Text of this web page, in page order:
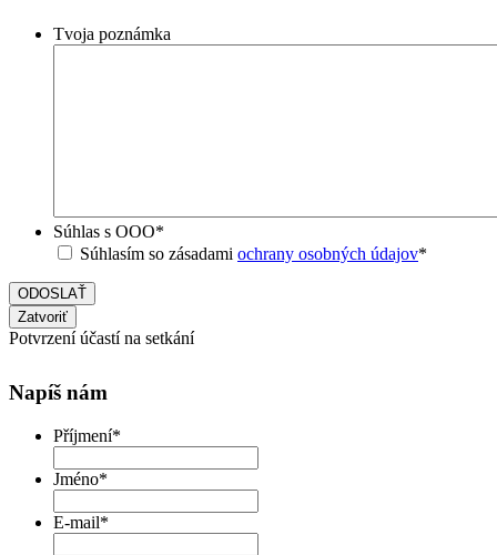
Tvoja poznámka
Súhlas s OOO*
Súhlasím so zásadami ochrany osobných údajov*
Zatvoriť
Potvrzení účastí na setkání
Napíš nám
Příjmení*
Jméno*
E-mail*